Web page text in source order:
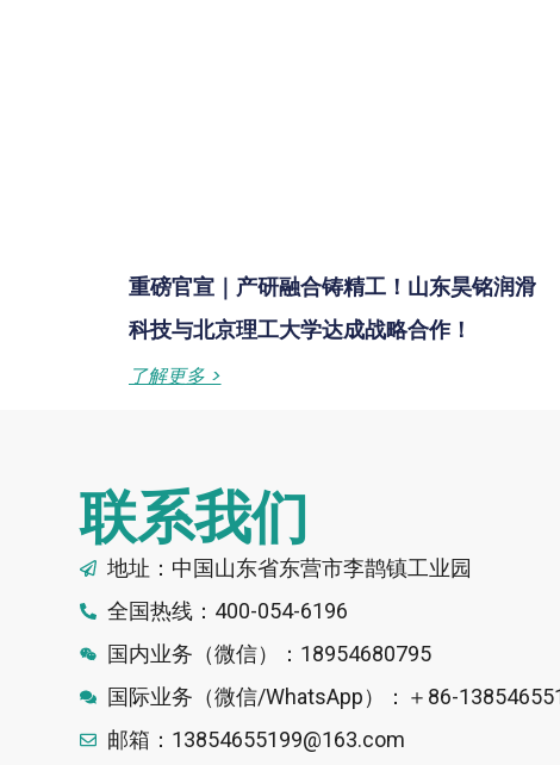
重磅官宣｜产研融合铸精工！山东昊铭润滑
科技与北京理工大学达成战略合作！
了解更多 >
联系我们
地址：中国山东省东营市李鹊镇工业园
全国热线：400-054-6196
国内业务（微信）：18954680795
国际业务（微信/WhatsApp）：＋86-
邮箱：13854655199@163.com